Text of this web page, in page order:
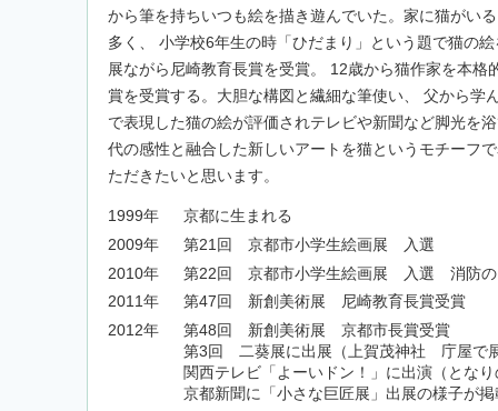
から筆を持ちいつも絵を描き遊んでいた。家に猫がい
多く、 小学校6年生の時「ひだまり」という題で猫の
展ながら尼崎教育長賞を受賞。 12歳から猫作家を本
賞を受賞する。大胆な構図と繊細な筆使い、 父から学
で表現した猫の絵が評価されテレビや新聞など脚光を
代の感性と融合した新しいアートを猫というモチーフ
ただきたいと思います。
1999年
京都に生まれる
2009年
第21回 京都市小学生絵画展 入選
2010年
第22回 京都市小学生絵画展 入選 消防の
2011年
第47回 新創美術展 尼崎教育長賞受賞
2012年
第48回 新創美術展 京都市長賞受賞
第3回 二葵展に出展（上賀茂神社 庁屋で
関西テレビ「よーいドン！」に出演（とな
京都新聞に「小さな巨匠展」出展の様子が